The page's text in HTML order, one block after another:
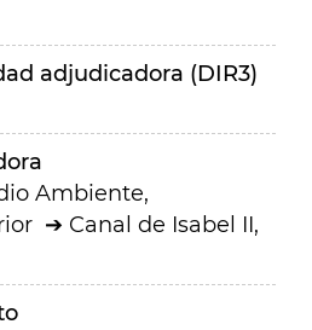
adjudicadora (DIR3)
Ambiente,
Canal de Isabel II,